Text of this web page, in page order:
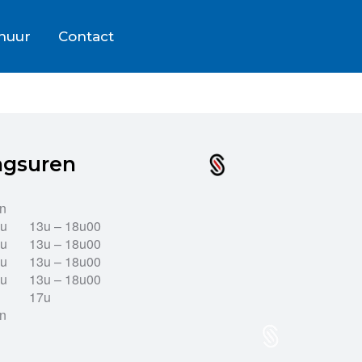
Contact
13u – 18u00
13u – 18u00
13u – 18u00
13u – 18u00
17u